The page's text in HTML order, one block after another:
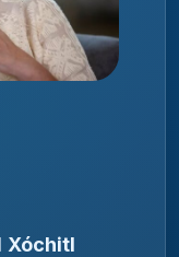
Xóchitl